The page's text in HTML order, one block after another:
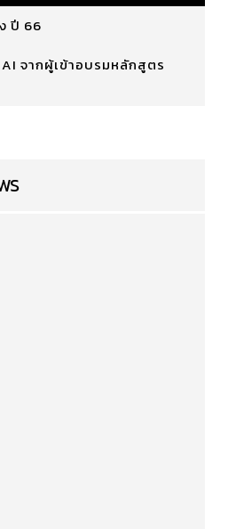
ปี 66
จากผู้เข้าอบรมหลักสูตร